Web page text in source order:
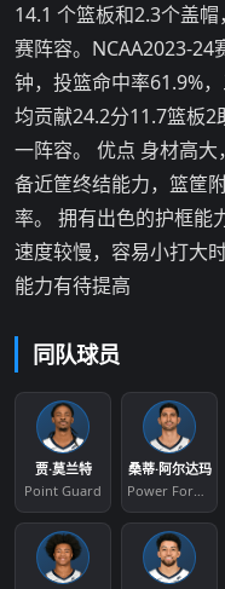
14.1 个篮板和2.3个盖
赛阵容。NCAA2023-24
钟，投篮命中率61.9%
均贡献24.2分11.7篮板2
一阵容。 优点 身材高
备近筐终结能力，篮筐
率。 拥有出色的护框能
速度较慢，容易小打大
能力有待提高
同队球员
贾·莫兰特
Point Guard
桑蒂·阿尔达玛
Power Forward